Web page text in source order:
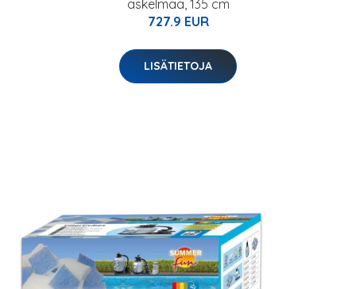
askelmaa, 135 cm
727.9 EUR
LISÄTIETOJA